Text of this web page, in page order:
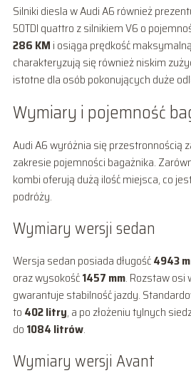
Silniki diesla w Audi A6 również
50TDI quattro z silnikiem V6 o
286 KM i osiąga prędkość maksymalną
charakteryzują się również niskim
istotne dla osób pokonujących duże
Wymiary i pojemność
Audi A6 wyróżnia się przestronnością
zakresie pojemności bagażnika.
kombi oferują dużą ilość miejsca, co
podróży.
Wymiary wersji sedan
Wersja sedan posiada długość4943
oraz wysokość1457 mm. Rozstaw osi
gwarantuje stabilność jazdy.
to 402 litry, a po złożeniu tylnych
do 1084 litrów.
Wymiary wersji Avant